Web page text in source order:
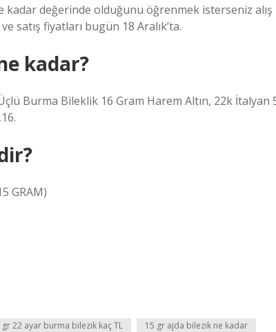
kadar değerinde olduğunu öğrenmek isterseniz alış
satış fiyatları bugün 18 Aralık’ta.
kadar?
Burma Bileklik 16 Gram Harem Altın, 22k İtalyan
GRAM)
gr 22 ayar burma bilezik kaç TL 15 gr ajda bilezik ne kadar